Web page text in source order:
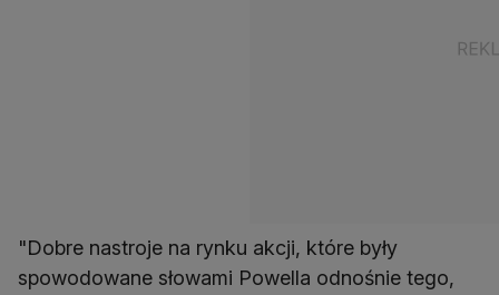
"Dobre nastroje na rynku akcji, które były
spowodowane słowami Powella odnośnie tego,